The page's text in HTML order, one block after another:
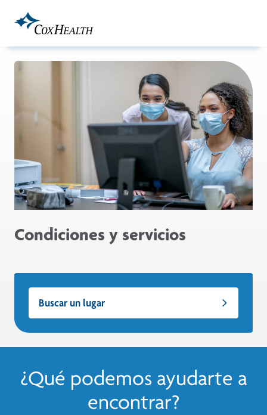
Condiciones y servicios
Buscar un lugar
¿Qué podemos ayudarte a
encontrar?